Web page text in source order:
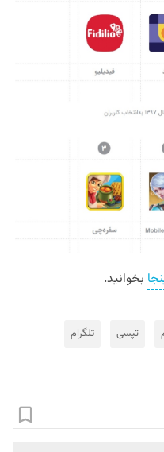
بخوانید.
تپسی
تلگرام